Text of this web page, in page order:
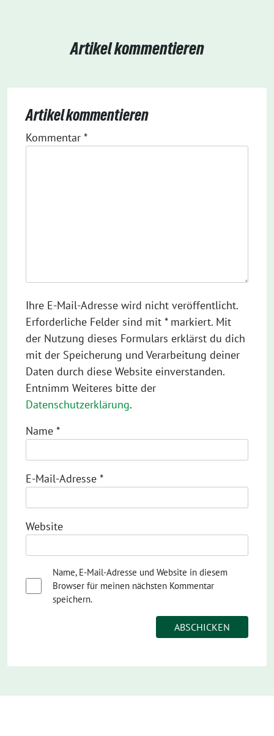
Artikel kommentieren
Artikel kommentieren
Kommentar *
Ihre E-Mail-Adresse wird nicht veröffentlicht.
Erforderliche Felder sind mit * markiert. Mit
der Nutzung dieses Formulars erklärst du dich
mit der Speicherung und Verarbeitung deiner
Daten durch diese Website einverstanden.
Entnimm Weiteres bitte der
Datenschutzerklärung.
Name *
E-Mail-Adresse *
Website
Name, E-Mail-Adresse und Website in diesem
Browser für meinen nächsten Kommentar
speichern.